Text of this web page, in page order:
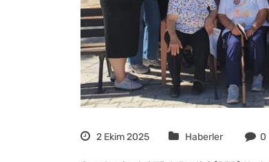
2 Ekim 2025 Haberler 0